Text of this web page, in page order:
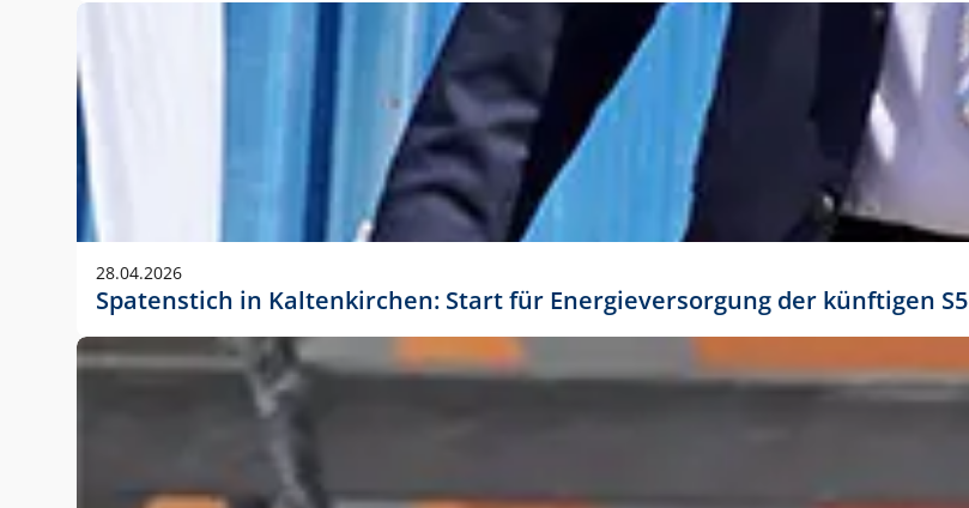
28.04.2026
Spatenstich in Kaltenkirchen: Start für Energieversorgung der künftigen S5